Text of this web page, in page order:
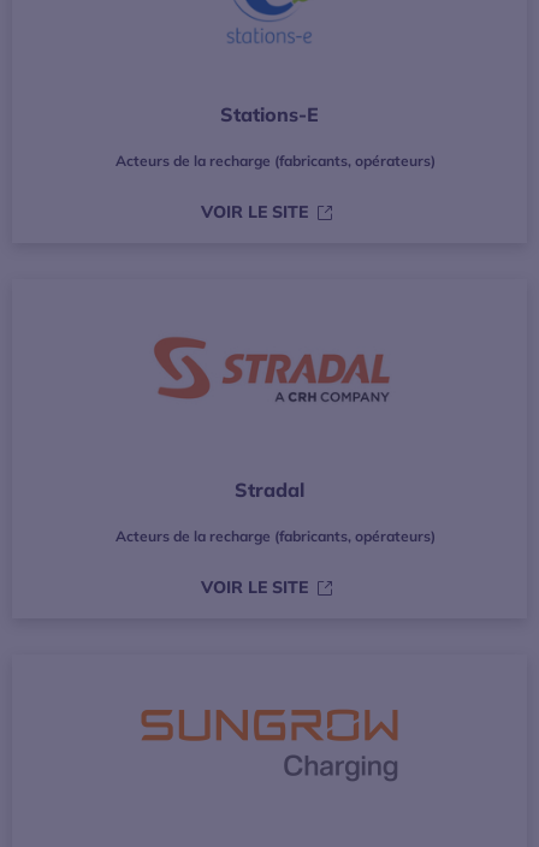
Stations-E
Acteurs de la recharge (fabricants, opérateurs)
VOIR LE SITES’OUVRE DANS UNE
Stradal
Acteurs de la recharge (fabricants, opérateurs)
VOIR LE SITES’OUVRE DANS UNE